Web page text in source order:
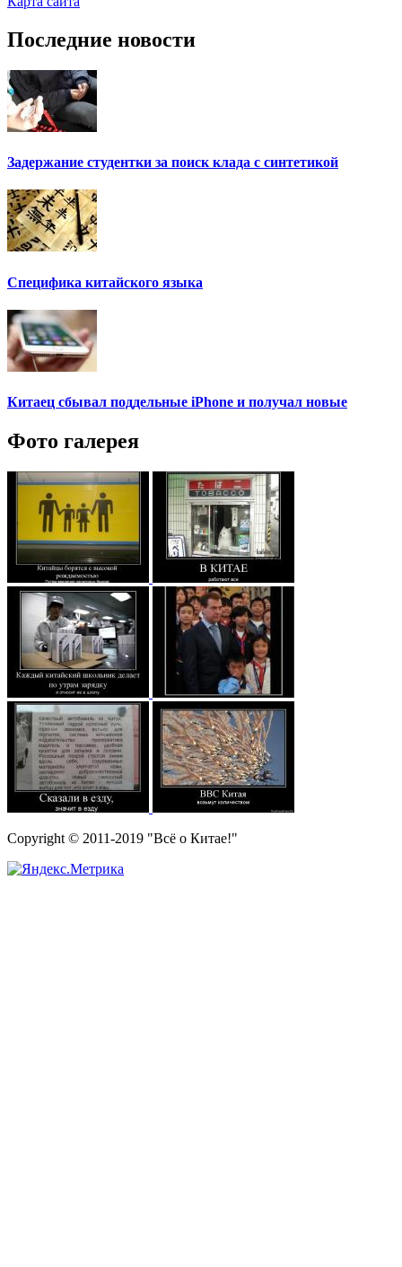
Последние новости
Задержание студентки за поиск клада с синтетикой
Специфика китайского языка
Китаец сбывал поддельные iPhone и получал новые
Фото галерея
Copyright © 2011-2019 "Всё о Китае!"